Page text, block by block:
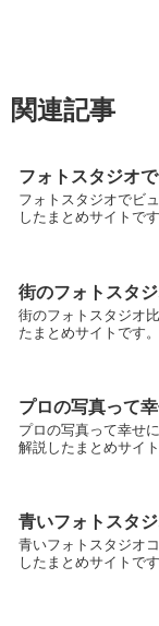
関連記事
フォトスタジオ
フォトスタジオでビ
したまとめサイトで
街のフォトスタ
街のフォトスタジオ
たまとめサイトです
プロの写真って
プロの写真って幸せ
解説したまとめサイ
青いフォトスタ
青いフォトスタジオ
したまとめサイトで